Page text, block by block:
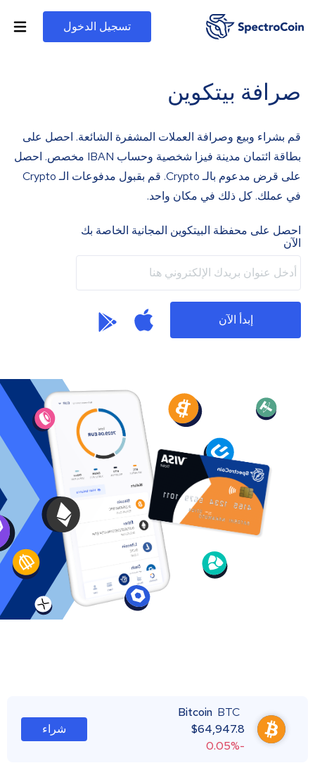
تسجيل الدخول
صرافة بيتكوين
قم بشراء وبيع وصرافة العملات المشفرة الشائعة. احصل على
بطاقة ائتمان مدينة فيزا شخصية وحساب IBAN مخصص. احصل
على قرض مدعوم بالـ Crypto. قم بقبول مدفوعات الـ Crypto
في عملك. كل ذلك في مكان واحد.
احصل على محفظة البيتكوين المجانية الخاصة بك
الآن
إبدأ الآن
Bitcoin BTC
$64,947.8
-0.05%
شراء